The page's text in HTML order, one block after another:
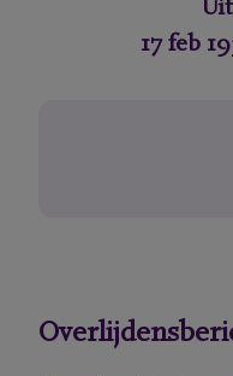
Uit
17 feb